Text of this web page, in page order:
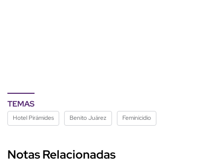
TEMAS
Hotel Pirámides Benito Juárez Feminicidio
Notas Relacionadas